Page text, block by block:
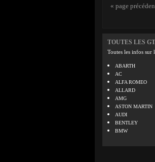
« page
TOUTES LES
Toutes les infos sur
ABARTH
AC
ALFA ROMEO
ALLARD
AMG
ASTON MARTIN
AUDI
BENTLEY
BMW